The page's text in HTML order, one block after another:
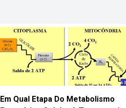
Em Qual Etapa Do Metabolismo